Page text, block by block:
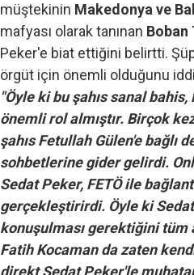
müştekinin Makedonya ve
mafyası olarak tanınan Boban
Peker'e biat ettiğini belirtti.
örgüt için önemli olduğunu
"Öyle ki bu şahıs sanal
önemli rol almıştır. Birçok
şahıs Fetullah Gülen'e bağlı
sohbetlerine gider gelirdi.
Sedat Peker, FETÖ ile
gerçekleştirirdi. Öyle ki
konuşulması gerektiğini
Fatih Kocaman da zaten
direkt Sedat Peker'le